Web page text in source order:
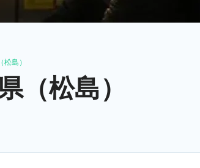
島）
（松島）